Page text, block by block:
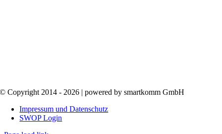
© Copyright 2014 - 2026 | powered by smartkomm GmbH
Impressum und Datenschutz
SWOP Login